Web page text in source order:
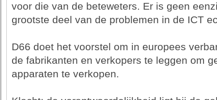
voor die van de beteweters. Er is geen
grootste deel van de problemen in de ICT
D66 doet het voorstel om in europees
de fabrikanten en verkopers te leggen om
apparaten te verkopen.